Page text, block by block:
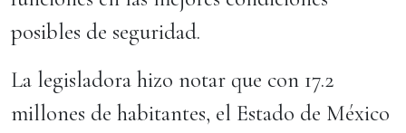
posibles de seguridad.
La legisladora hizo notar que con 17.2
millones de habitantes, el Estado de México